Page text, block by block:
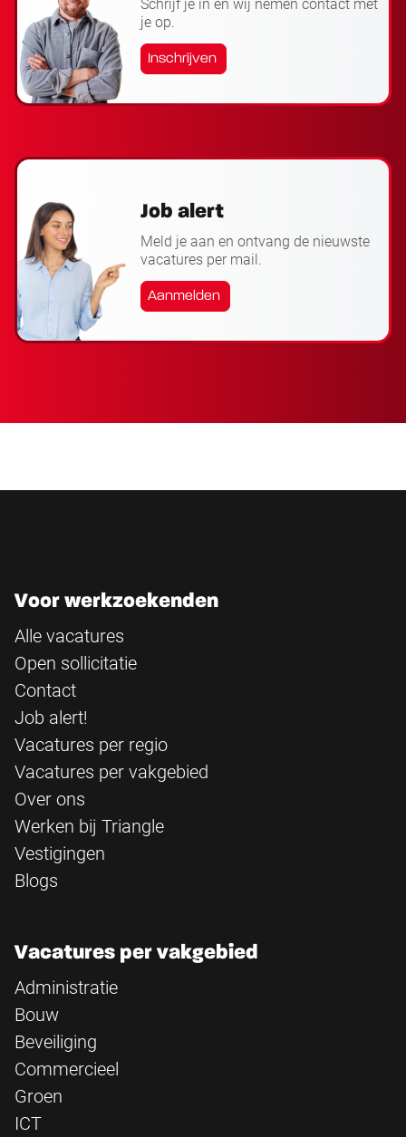
Schrijf je in en wij nemen contact met
je op.
Inschrijven
Job alert
Meld je aan en ontvang de nieuwste
vacatures per mail.
Aanmelden
Voor werkzoekenden
Alle vacatures
Open sollicitatie
Contact
Job alert!
Vacatures per regio
Vacatures per vakgebied
Over ons
Werken bij Triangle
Vestigingen
Blogs
Vacatures per vakgebied
Administratie
Bouw
Beveiliging
Commercieel
Groen
ICT